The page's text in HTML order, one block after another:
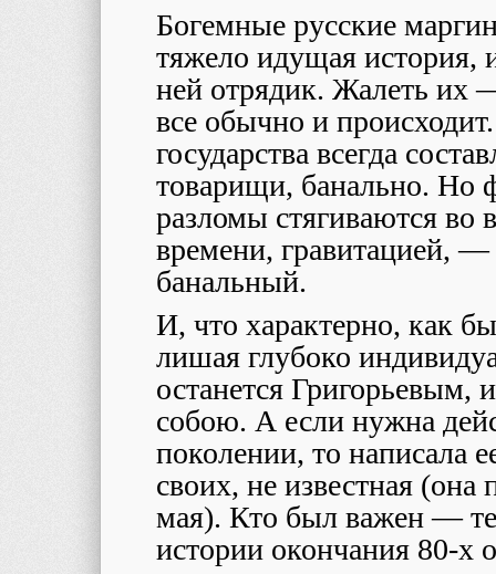
Богемные русские
тяжело идущая история,
ней отрядик. Жалеть
все обычно и
государства всегда
товарищи, банально. Но
разломы стягиваются во
времени, гравитацией,
банальный.
И, что характерно, как
лишая глубоко
останется
собою. А если нужна
поколении, то написала
своих, не известная
мая). Кто был важен —
истории окончания 80-х